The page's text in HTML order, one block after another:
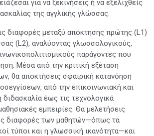
για να ξεκινήσεις ή να εξελιχθείς
της αγγλικής γλώσσας.
διαφορές μεταξύ απόκτησης πρώτης (L1)
(L2), αναλύοντας γλωσσολογικούς,
παράγοντες που
Μέσα από την κριτική εξέταση
θα αποκτήσεις σφαιρική κατανόηση
από την επικοινωνιακή και
διδασκαλία έως τις τεχνολογικά
εμπειρίες. Θα μελετήσεις
διαφορές των μαθητών—όπως τα
τύποι και η γλωσσική ικανότητα—και